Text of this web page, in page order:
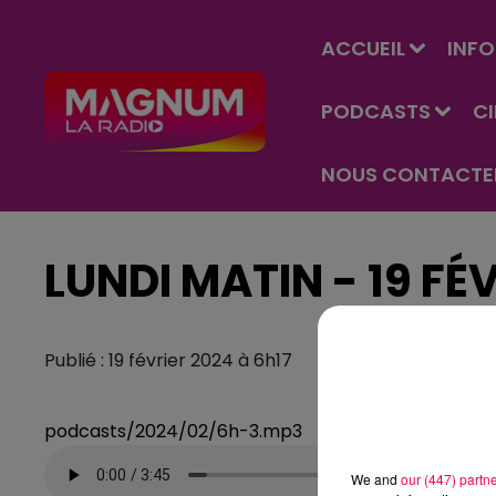
ACCUEIL
PODCASTS
NOUS
LUNDI MATIN - 19
Publié : 19 février 2024 à 6h17
podcasts/2024/02/6h-3.mp3
We and our (447)